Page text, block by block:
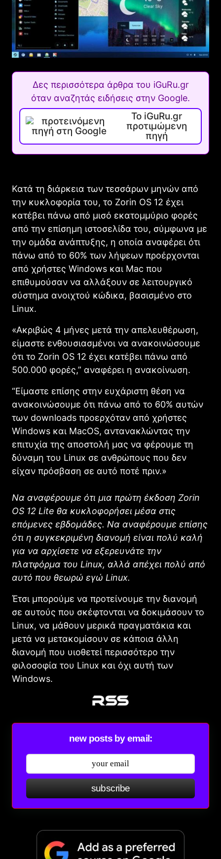
Δες περισσότερα άρθρα του iGuRu.gr
όταν αναζητάς ειδήσεις στην Google.
Το iGuRu.gr
προτιμώμενη
πηγή
Κατά τη διάρκεια των τεσσάρων μηνών από
την κυκλοφορία του, το Zorin OS 12 έχει
κατέβει πάνω από μισό εκατομμύριο φορές
από την επίσημη ιστοσελίδα του, σύμφωνα με
την ομάδα ανάπτυξης, η οποία αναφέρει ότι
πάνω από το 60% των λήψεων προέρχονται
από χρήστες Windows και Mac που
επιθυμούσαν να αλλάξουν σε λειτουργικό
σύστημα ανοιχτού κώδικα, βασισμένο στο
Linux.
«Ακριβώς 4 μήνες μετά την απελευθέρωση,
είμαστε ενθουσιασμένοι να ανακοινώσουμε
ότι το Zorin OS 12 έχει κατέβει πάνω από
500.000 φορές,” αναφέρει η ανακοίνωση.
“Είμαστε επίσης στην ευχάριστη θέση να
ανακοινώσουμε ότι πάνω από το 60% αυτών
των downloads προερχόταν από χρήστες
Windows και MacOS, αντανακλώντας την
επιτυχία της αποστολή μας να φέρουμε τη
δύναμη του Linux σε ανθρώπους που δεν
είχαν πρόσβαση σε αυτό ποτέ πριν.»
Να αναφέρουμε ότι μια πρώτη έκδοση Zorin
OS 12 Lite θα κυκλοφορήσει μέσα στις
επόμενες εβδομάδες. Να αναφέρουμε επίσης
ότι η συγκεκριμένη διανομή είναι πολύ καλή
για να αρχίσετε να εξερευνάτε την
πλατφόρμα του Linux, αλλά απέχει πολύ από
αυτό που θεωρώ εγώ Linux.
Έτσι μπορούμε να προτείνουμε την διανομή
σε αυτούς που σκέφτονται να δοκιμάσουν το
Linux, να μάθουν μερικά πραγματάκια και
μετά να μετακομίσουν σε κάποια άλλη
διανομή που υιοθετεί περισσότερο την
φιλοσοφία του Linux και όχι αυτή των
Windows.
new posts by email:
subscribe